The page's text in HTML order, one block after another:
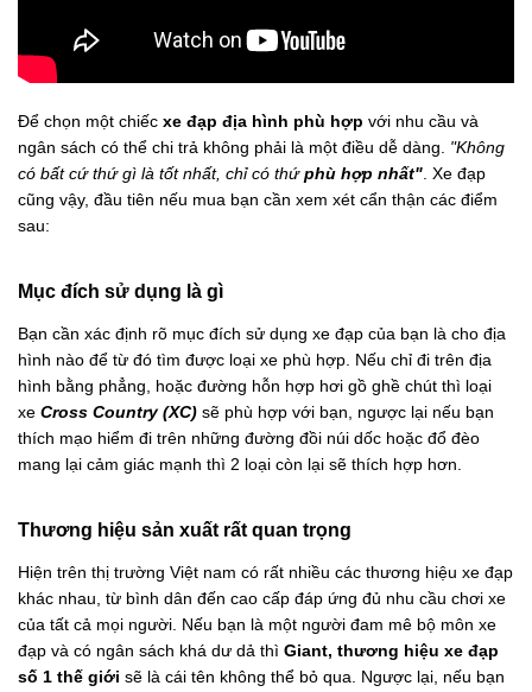
Để chọn một chiếc xe đạp địa hình phù hợp với nhu cầu và
ngân sách có thể chi trả không phải là một điều dễ dàng. "Không
có bất cứ thứ gì là tốt nhất, chỉ có thứphù hợp nhất". Xe đạp
cũng vậy, đầu tiên nếu mua bạn cần xem xét cẩn thận các điểm
sau:
Mục đích sử dụng là gì
Bạn cần xác định rõ mục đích sử dụng xe đạp của bạn là cho địa
hình nào để từ đó tìm được loại xe phù hợp. Nếu chỉ đi trên địa
hình bằng phẳng, hoặc đường hỗn hợp hơi gồ ghề chút thì loại
xe Cross Country (XC) sẽ phù hợp với bạn, ngược lại nếu bạn
thích mạo hiểm đi trên những đường đồi núi dốc hoặc đổ đèo
mang lại cảm giác mạnh thì 2 loại còn lại sẽ thích hợp hơn.
Thương hiệu sản xuất rất quan trọng
Hiện trên thị trường Việt nam có rất nhiều các thương hiệu xe đạp
khác nhau, từ bình dân đến cao cấp đáp ứng đủ nhu cầu chơi xe
của tất cả mọi người. Nếu bạn là một người đam mê bộ môn xe
đạp và có ngân sách khá dư dả thì Giant, thương hiệu xe đạp
số 1 thế giới sẽ là cái tên không thể bỏ qua. Ngược lại, nếu bạn